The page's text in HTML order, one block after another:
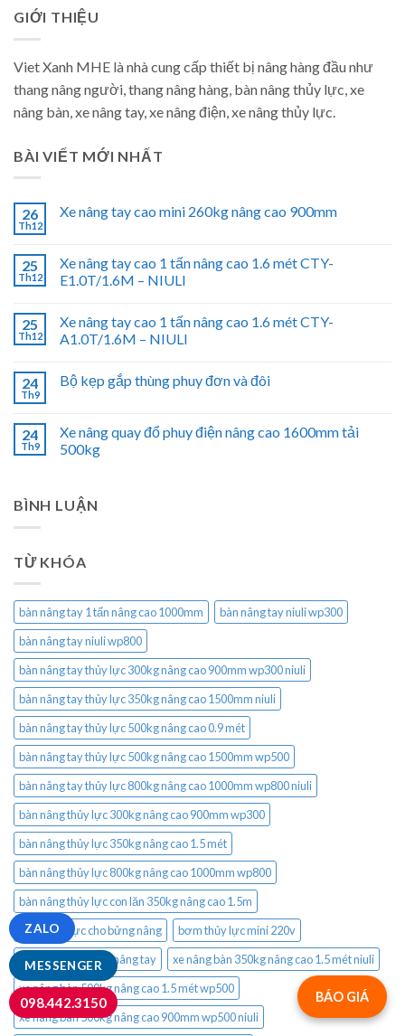
GIỚI THIỆU
Viet Xanh MHE là nhà cung cấp thiết bị nâng hàng đầu như
thang nâng người, thang nâng hàng, bàn nâng thủy lực, xe
nâng bàn, xe nâng tay, xe nâng điện, xe nâng thủy lực.
BÀI VIẾT MỚI NHẤT
26
Th12
Xe nâng tay cao mini 260kg nâng cao 900mm
25
Th12
Xe nâng tay cao 1 tấn nâng cao 1.6 mét CTY-
E1.0T/1.6M – NIULI
25
Th12
Xe nâng tay cao 1 tấn nâng cao 1.6 mét CTY-
A1.0T/1.6M – NIULI
24
Th9
Bộ kẹp gắp thùng phuy đơn và đôi
24
Th9
Xe nâng quay đổ phuy điện nâng cao 1600mm tải
500kg
BÌNH LUẬN
TỪ KHÓA
bàn nâng tay 1 tấn nâng cao 1000mm
bàn nâng tay niuli wp300
bàn nâng tay niuli wp800
bàn nâng tay thủy lực 300kg nâng cao 900mm wp300 niuli
bàn nâng tay thủy lực 350kg nâng cao 1500mm niuli
bàn nâng tay thủy lực 500kg nâng cao 0.9 mét
bàn nâng tay thủy lực 500kg nâng cao 1500mm wp500
bàn nâng tay thủy lực 800kg nâng cao 1000mm wp800 niuli
bàn nâng thủy lực 300kg nâng cao 900mm wp300
bàn nâng thủy lực 350kg nâng cao 1.5 mét
bàn nâng thủy lực 800kg nâng cao 1000mm wp800
bàn nâng thủy lực con lăn 350kg nâng cao 1.5m
bơm thủy lực cho bửng nâng
bơm thủy lực mini 220v
bạc đạn cổ xoay xe nâng tay
xe nâng bàn 350kg nâng cao 1.5 mét niuli
xe nâng bàn 500kg nâng cao 1.5 mét wp500
xe nâng bàn 500kg nâng cao 900mm wp500 niuli
BÁO GIÁ
MESSENGER
ZALO
098.442.3150